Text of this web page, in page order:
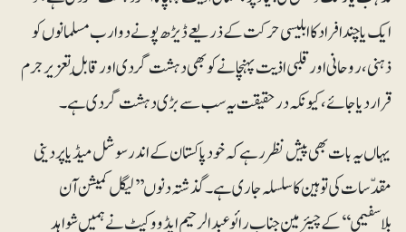
ایک یا چند افراد کاابلیسی حرکت کے ذریعے ڈیڑھ پونے دو ارب مسلمانوں کو
ذہنی ، روحانی اور قلبی اذیت پہنچانے کو بھی دہشت گردی اور قابلِ تعزیر جرم
قرار دیا جائے، کیونکہ درحقیقت یہ سب سے بڑی دہشت گردی ہے۔
یہاں یہ بات بھی پیش نظر رہے کہ خود پاکستان کے اندر سوشل میڈیا پر دینی
مقدّسات کی توہین کا سلسلہ جاری ہے۔ گذشتہ دنوں ’’لیگل کمیشن آن
بلاسفیمی‘‘کے چیئرمین جناب رائوعبدالرحیم ایڈووکیٹ نے ہمیں شواہد